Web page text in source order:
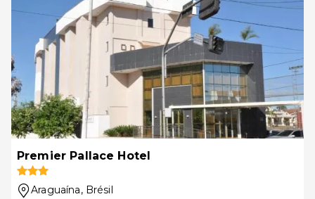
Premier Pallace Hotel
Araguaína, Brésil